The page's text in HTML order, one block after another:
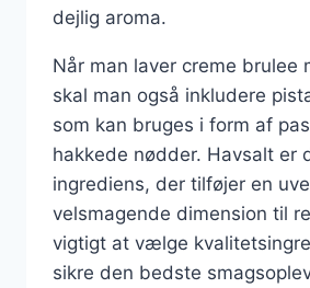
dejlig aroma.
Når man laver creme brulee
skal man også inkludere
som kan bruges i form af
hakkede nødder. Havsalt er
ingrediens, der tilføjer en
velsmagende dimension til
vigtigt at vælge
sikre den bedste